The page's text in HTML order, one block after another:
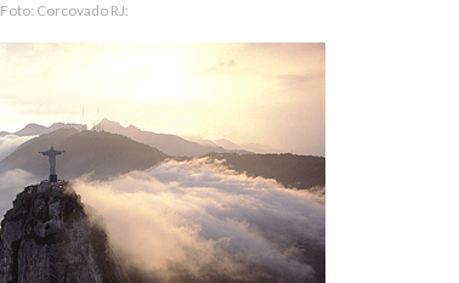
Foto: Corcovado RJ: